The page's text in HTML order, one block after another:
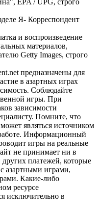
Я- Корреспондент
и воспроизведение
материалов,
Getty Images, строго
предназначены для
в азартных играх
Соблюдайте
игры. При
зависимости
Помните, что
являться источником
Информационный
игры на реальные
не принимает ни в
платежей, которые
азартными играми,
Какие-либо
ресурсе
исключительно в